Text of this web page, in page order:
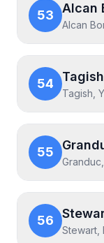
53 Alcan
Alcan
54 Tagish
Tagish,
55
56
Stewart,